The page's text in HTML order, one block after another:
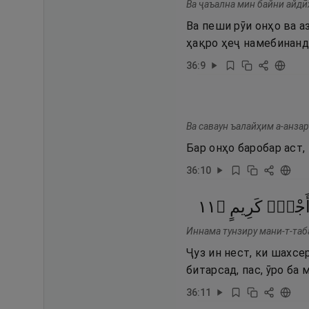
Ва ҷаъална мин байни
Ва пеши рӯи онҳо ва
ҳақро ҳеҷ
36:9
Ва саваун ъалайҳим а-
Бар онҳо баробар
36:10
كَرِيمٍ ۝ ١١
Иннама тунзиру мани-т-
Ҷуз ин нест, ки
битарсад, пас, ӯро ба
36:11